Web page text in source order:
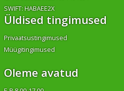
SWIFT: HABAEE2X
Üldised tingimused
Privaatsustingimused
Müügitingimused
Oleme avatud